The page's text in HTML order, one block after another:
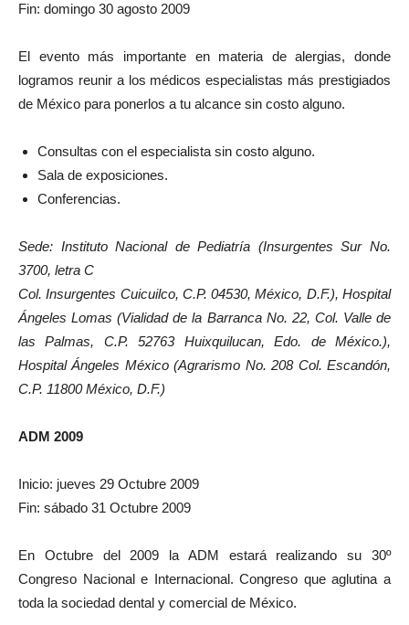
Fin: domingo 30 agosto 2009
El evento más importante en materia de alergias, donde
logramos reunir a los médicos especialistas más prestigiados
de México para ponerlos a tu alcance sin costo alguno.
Consultas con el especialista sin costo alguno.
Sala de exposiciones.
Conferencias.
Sede: Instituto Nacional de Pediatría (Insurgentes Sur No.
3700, letra C
Col. Insurgentes Cuicuilco, C.P. 04530, México, D.F.), Hospital
Ángeles Lomas (Vialidad de la Barranca No. 22, Col. Valle de
las Palmas, C.P. 52763 Huixquilucan, Edo. de México.),
Hospital Ángeles México (Agrarismo No. 208 Col. Escandón,
C.P. 11800 México, D.F.)
ADM 2009
Inicio: jueves 29 Octubre 2009
Fin: sábado 31 Octubre 2009
En Octubre del 2009 la ADM estará realizando su 30º
Congreso Nacional e Internacional. Congreso que aglutina a
toda la sociedad dental y comercial de México.